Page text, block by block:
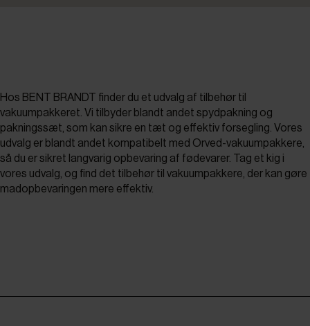
Hos BENT BRANDT finder du et udvalg af tilbehør til
vakuumpakkeret. Vi tilbyder blandt andet spydpakning og
pakningssæt, som kan sikre en tæt og effektiv forsegling. Vores
udvalg er blandt andet kompatibelt med Orved-vakuumpakkere,
så du er sikret langvarig opbevaring af fødevarer. Tag et kig i
vores udvalg, og find det tilbehør til vakuumpakkere, der kan gøre
madopbevaringen mere effektiv.